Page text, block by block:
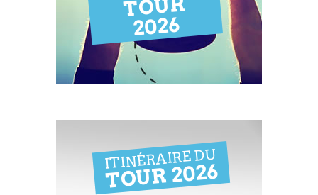
TOUR
2026
ITINÉRAIRE DU
TOUR 2026